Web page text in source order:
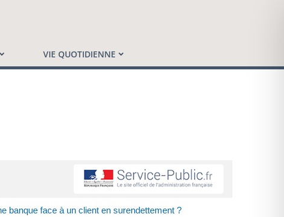
VIE QUOTIDIENNE
banque face à un client en surendettement ?